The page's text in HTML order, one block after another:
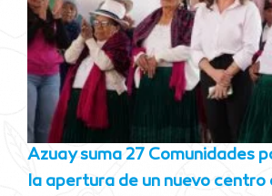
Azuay suma 27 Comunidades
la apertura de un nuevo centro